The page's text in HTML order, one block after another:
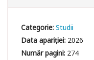
Categorie:Studii
Data apariției: 2026
Număr pagini: 274